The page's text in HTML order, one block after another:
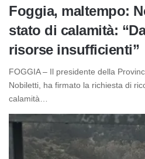
Foggia, maltempo:
stato di calamità:
risorse insufficienti”
FOGGIA – Il presidente della
Nobiletti, ha firmato la richiesta di
calamità…